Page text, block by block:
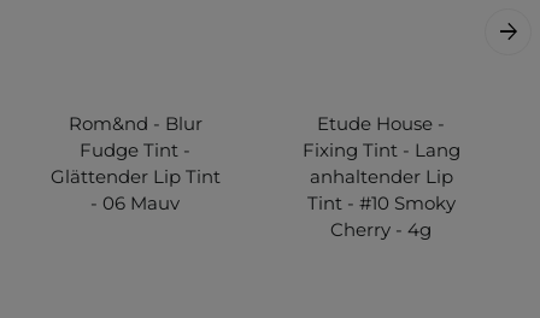
Rom&nd - Blur
Fudge Tint -
Glättender Lip Tint
- 06 Mauv
Etude House -
Fixing Tint - Lang
anhaltender Lip
Tint - #10 Smoky
Cherry - 4g